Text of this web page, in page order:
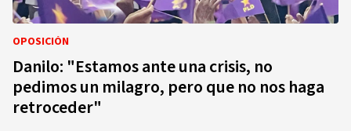
OPOSICIÓN
Danilo: "Estamos ante una crisis, no
pedimos un milagro, pero que no nos haga
retroceder"